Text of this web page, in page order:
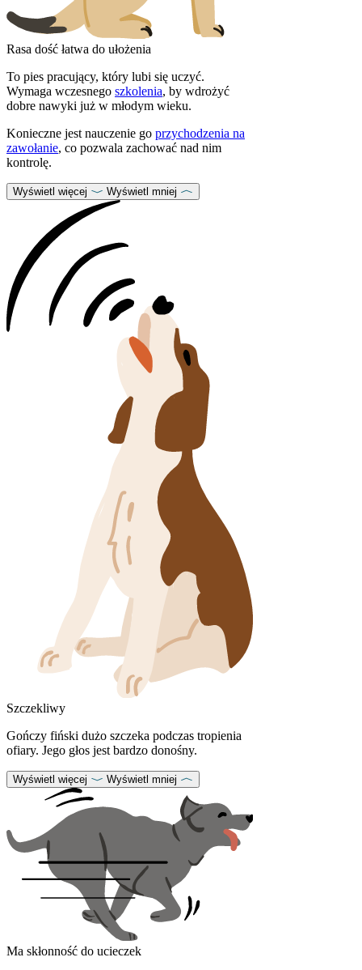
Rasa dość łatwa do ułożenia
To pies pracujący, który lubi się uczyć.
Wymaga wczesnego szkolenia, by wdrożyć
dobre nawyki już w młodym wieku.
Konieczne jest nauczenie go przychodzenia na
zawołanie, co pozwala zachować nad nim
kontrolę.
Wyświetl więcej Wyświetl mniej
Szczekliwy
Gończy fiński dużo szczeka podczas tropienia
ofiary. Jego głos jest bardzo donośny.
Wyświetl więcej Wyświetl mniej
Ma skłonność do ucieczek